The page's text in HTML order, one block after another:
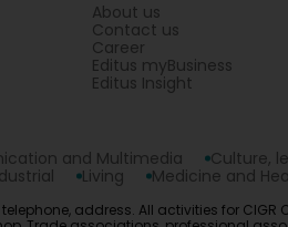
About us
Contact us
Career
Editus myBusiness
Editus Insight
and Multimedia
Culture,
Living Medicine and
address. All activities for